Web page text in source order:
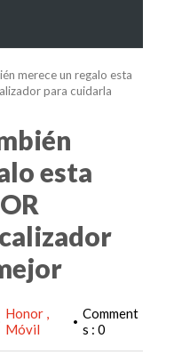
merece un regalo esta
para cuidarla
esta
Honor
Móvil
• Comment
s : 0